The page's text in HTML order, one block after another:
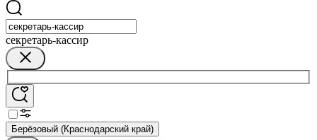
секретарь-кассир
Берёзовый (Краснодарский край)